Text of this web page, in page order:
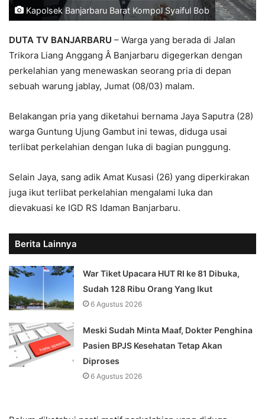
Kapolsek Banjarbaru Barat Kompol Syaiful Bob
DUTA TV BANJARBARU – Warga yang berada di Jalan
Trikora Liang Anggang Â Banjarbaru digegerkan dengan
perkelahian yang menewaskan seorang pria di depan
sebuah warung jablay, Jumat (08/03) malam.
Belakangan pria yang diketahui bernama Jaya Saputra (28)
warga Guntung Ujung Gambut ini tewas, diduga usai
terlibat perkelahian dengan luka di bagian punggung.
Selain Jaya, sang adik Amat Kusasi (26) yang diperkirakan
juga ikut terlibat perkelahian mengalami luka dan
dievakuasi ke IGD RS Idaman Banjarbaru.
Berita Lainnya
War Tiket Upacara HUT RI ke 81 Dibuka,
Sudah 128 Ribu Orang Yang Ikut
6 Agustus 2026
Meski Sudah Minta Maaf, Dokter Penghina
Pasien BPJS Kesehatan Tetap Akan
Diproses
6 Agustus 2026